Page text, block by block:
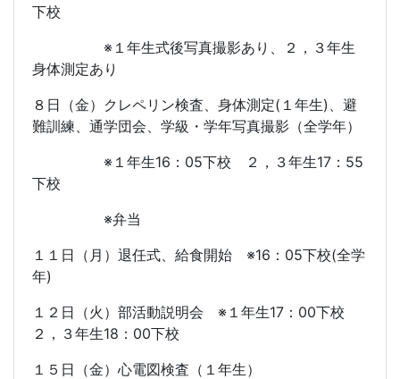
下校
※１年生式後写真撮影あり、２，３年生
身体測定あり
８日（金）クレペリン検査、身体測定( １年生) 、避
難訓練、通学団会、学級・学年写真撮影（全学年）
※１年生16 ： 05下校 ２，３年生17 ： 55
下校
※弁当
１１日（月）退任式、給食開始 ※16 ： 05下校(全学
年)
１２日（火）部活動説明会 ※１年生17 ： 00下校
２，３年生18 ： 00下校
１５日（金）心電図検査（１年生）